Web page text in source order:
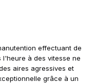
effectuant de
l'heure à des vitesse ne
aires agressives et
grâce à un